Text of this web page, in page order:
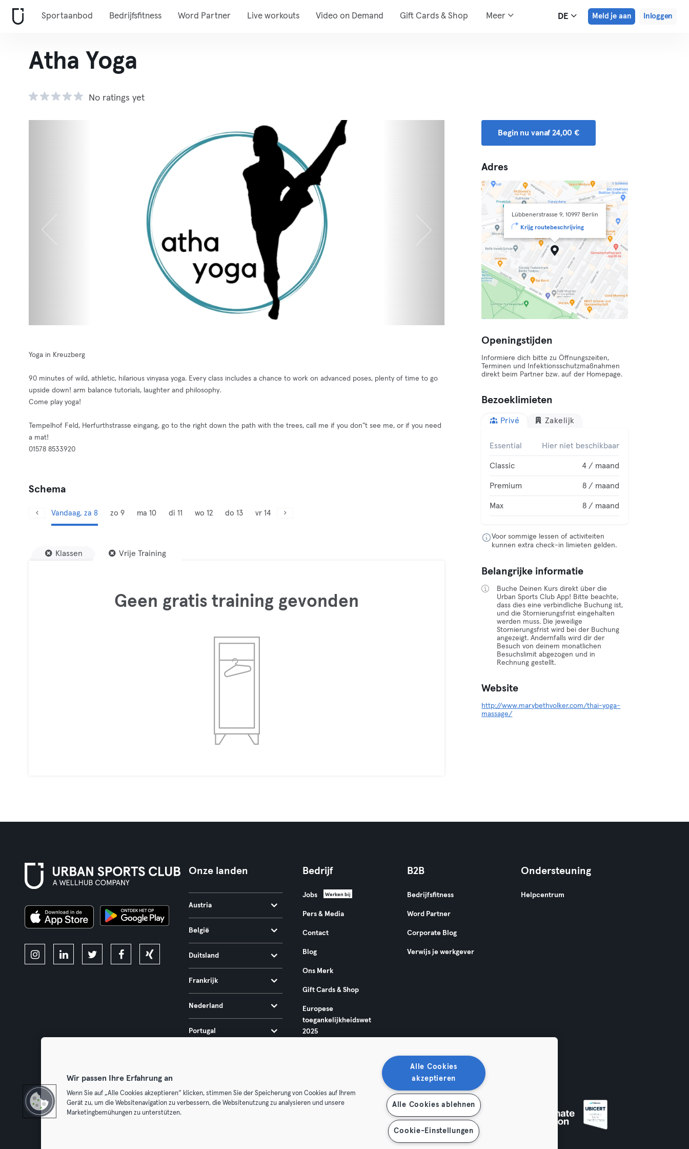
Sportaanbod Bedrijfsfitness Word Partner Live workouts Video on Demand Gift Cards & Shop Meer DE Meld je aan Inloggen
Atha Yoga
No ratings yet
Yoga in Kreuzberg
90 minutes of wild, athletic, hilarious vinyasa yoga. Every class includes a chance to work on advanced poses, plenty of time to go
upside down! arm balance tutorials, laughter and philosophy.
Come play yoga!
Tempelhof Feld, Herfurthstrasse eingang, go to the right down the path with the trees, call me if you don"t see me, or if you need
a mat!
01578 8533920
Schema
Vandaag, za 8 zo 9 ma 10 di 11 wo 12 do 13 vr 14
Klassen Vrije Training
Geen gratis training gevonden
Begin nu vanaf 24,00 €
Adres
Lübbenerstrasse 9, 10997 Berlin
Krijg routebeschrijving
Openingstijden
Informiere dich bitte zu Öffnungszeiten,
Terminen und Infektionsschutzmaßnahmen
direkt beim Partner bzw. auf der Homepage.
Bezoeklimieten
Privé Zakelijk
Essential Hier niet beschikbaar
Classic 4 / maand
Premium 8 / maand
Max 8 / maand
Voor sommige lessen of activiteiten
kunnen extra check-in limieten gelden.
Belangrijke informatie
Buche Deinen Kurs direkt über die
Urban Sports Club App! Bitte beachte,
dass dies eine verbindliche Buchung ist,
und die Stornierungsfrist eingehalten
werden muss. Die jeweilige
Stornierungsfrist wird bei der Buchung
angezeigt. Andernfalls wird dir der
Besuch von deinem monatlichen
Besuchslimit abgezogen und in
Rechnung gestellt.
Website
http://www.marybethvolker.com/thai-yoga-
massage/
Onze landen
Austria
België
Duitsland
Frankrijk
Nederland
Portugal
Bedrijf
Jobs Werken bij
Pers & Media
Contact
Blog
Ons Merk
Gift Cards & Shop
Europese
toegankelijkheidswet
2025
B2B
Bedrijfsfitness
Word Partner
Corporate Blog
Verwijs je werkgever
Ondersteuning
Helpcentrum
Wir passen Ihre Erfahrung an
Wenn Sie auf „Alle Cookies akzeptieren“ klicken, stimmen Sie der Speicherung von Cookies auf Ihrem
Gerät zu, um die Websitenavigation zu verbessern, die Websitenutzung zu analysieren und unsere
Marketingbemühungen zu unterstützen.
Alle Cookies
akzeptieren
Alle Cookies ablehnen
Cookie-Einstellungen